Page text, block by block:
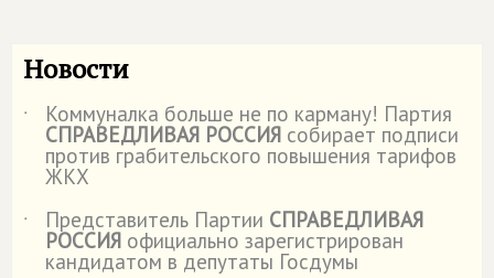
Новости
˙ Коммуналка больше не по карману! Партия
СПРАВЕДЛИВАЯ РОССИЯ собирает подписи
против грабительского повышения тарифов
ЖКХ
˙
Представитель Партии СПРАВЕДЛИВАЯ
РОССИЯ официально зарегистрирован
кандидатом в депутаты Госдумы